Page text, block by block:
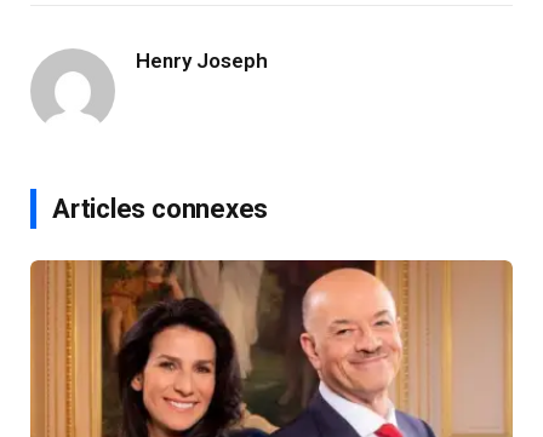
Henry Joseph
Articles connexes